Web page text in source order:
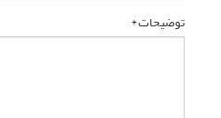
توضیحات *